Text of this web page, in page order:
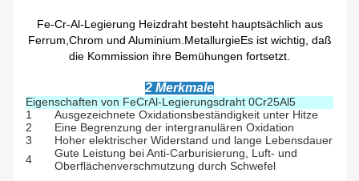
Fe-Cr-Al-Legierung Heizdraht besteht hauptsächlich aus
Ferrum,Chrom und Aluminium.MetallurgieEs ist wichtig, daß
die Kommission ihre Bemühungen fortsetzt.
2 Merkmale
Eigenschaften von FeCrAl-Legierungsdraht 0Cr25Al5
1
Ausgezeichnete Oxidationsbeständigkeit unter Hitze
2
Eine Begrenzung der intergranulären Oxidation
3
Hoher elektrischer Widerstand und lange Lebensdauer
4
Gute Leistung bei Anti-Carburisierung, Luft- und
Oberflächenverschmutzung durch Schwefel